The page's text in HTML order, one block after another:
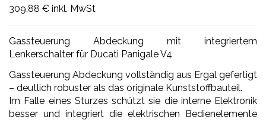
309,88 € inkl. MwSt
Gassteuerung Abdeckung mit integriertem
Lenkerschalter für Ducati Panigale V4
Gassteuerung Abdeckung vollständig aus Ergal gefertigt
– deutlich robuster als das originale Kunststoffbauteil.
Im Falle eines Sturzes schützt sie die interne Elektronik
besser und integriert die elektrischen Bedienelemente